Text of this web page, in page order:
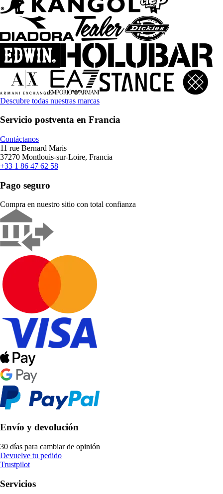
Descubre todas nuestras marcas
Servicio postventa en Francia
Contáctanos
11 rue Bernard Maris
37270 Montlouis-sur-Loire, Francia
+33 1 86 47 62 58
Pago seguro
Compra en nuestro sitio con total confianza
Envío y devolución
30 días para cambiar de opinión
Devuelve tu pedido
Trustpilot
Servicios